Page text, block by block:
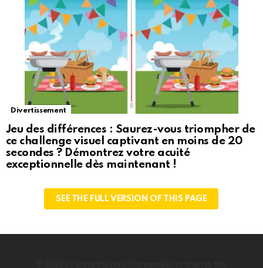
Divertissement
Jeu des différences : Saurez-vous triompher de
ce challenge visuel captivant en moins de 20
secondes ? Démontrez votre acuité
exceptionnelle dès maintenant !
SEE THE FULL VERSION OF THIS PAGE